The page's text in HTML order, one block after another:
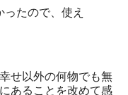
たので、使え
せ以外の何物でも無
あることを改めて感